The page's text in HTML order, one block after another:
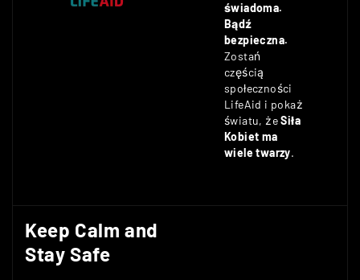
świadoma.
Bądź
bezpieczna.
Zostań
częścią
społeczności
LifeAid i pokaż
światu, żeSiła
Kobiet ma
wiele twarzy.
Keep Calm and
Stay Safe